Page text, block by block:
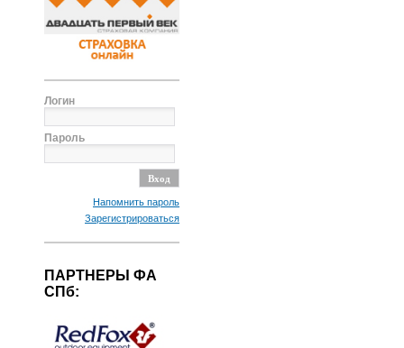
Логин
Пароль
Напомнить пароль
Зарегистрироваться
ПАРТНЕРЫ ФА
СПб: